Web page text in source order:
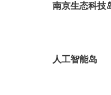
南京生态科技
人工智能岛